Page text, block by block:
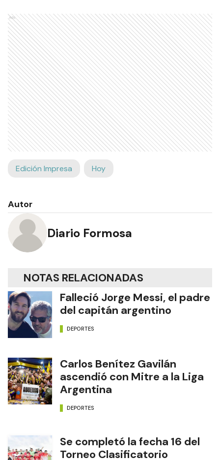
Ads
Edición Impresa Hoy
Autor
Diario Formosa
NOTAS RELACIONADAS
Falleció Jorge Messi, el padre
del capitán argentino
DEPORTES
Carlos Benítez Gavilán
ascendió con Mitre a la Liga
Argentina
DEPORTES
Se completó la fecha 16 del
Torneo Clasificatorio